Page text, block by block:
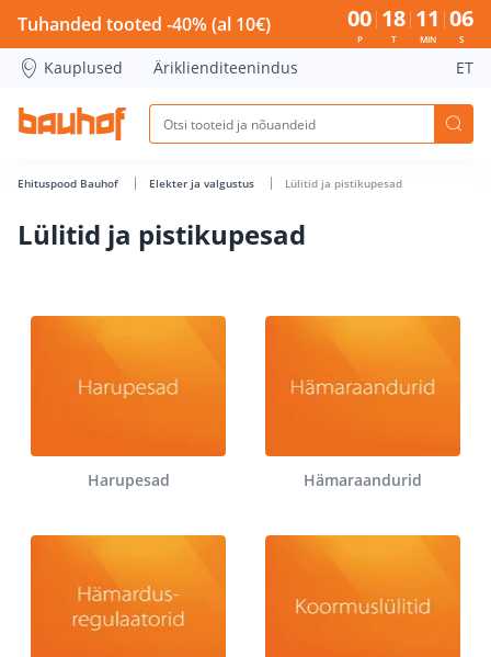
Lülitid ja pistikupesad - Bauhof has loaded
Tuhanded tooted -40% (al 10€) 00
P
18
T
11
MIN
06
S
Kauplused Äriklienditeenindus ET
Ehituspood Bauhof Elekter ja valgustus Lülitid ja pistikupesad
Lülitid ja pistikupesad
Harupesad Hämaraandurid